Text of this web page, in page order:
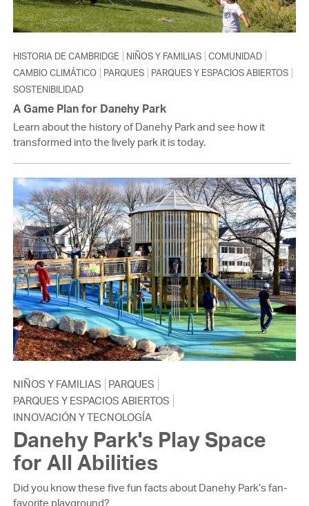
HISTORIA DE CAMBRIDGE NIÑOS Y FAMILIAS
COMUNIDAD
CAMBIO CLIMÁTICO
PARQUES
PARQUES Y ESPACIOS ABIERTOS
SOSTENIBILIDAD
A Game Plan for Danehy Park
Learn about the history of Danehy Park and see how it
transformed into the lively park it is today.
NIÑOS Y FAMILIAS
PARQUES
PARQUES Y ESPACIOS ABIERTOS
INNOVACIÓN Y TECNOLOGÍA
Danehy Park's Play Space
for All Abilities
Did you know these five fun facts about Danehy Park’s fan-
favorite playground?